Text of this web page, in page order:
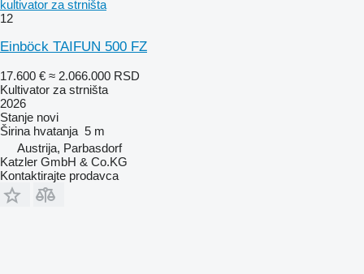
kultivator za strništa
12
Einböck TAIFUN 500 FZ
17.600 € ≈ 2.066.000 RSD
Kultivator za strništa
2026
Stanje novi
Širina hvatanja 5 m
Austrija, Parbasdorf
Katzler GmbH & Co.KG
Kontaktirajte prodavca